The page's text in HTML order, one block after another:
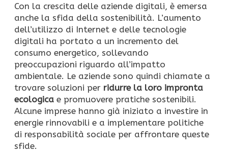
Con la crescita delle aziende digitali, è emersa
anche la sfida della sostenibilità. L’aumento
dell’utilizzo di Internet e delle tecnologie
digitali ha portato a un incremento del
consumo energetico, sollevando
preoccupazioni riguardo all’impatto
ambientale. Le aziende sono quindi chiamate a
trovare soluzioni per ridurre la loro impronta
ecologica e promuovere pratiche sostenibili.
Alcune imprese hanno già iniziato a investire in
energie rinnovabili e a implementare politiche
di responsabilità sociale per affrontare queste
sfide.